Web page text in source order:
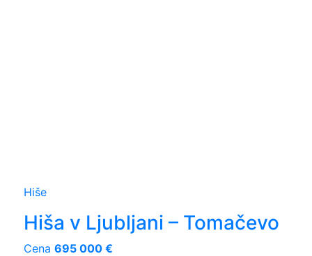
Hiše
Hiša v Ljubljani – Tomačevo
Cena 695 000 €